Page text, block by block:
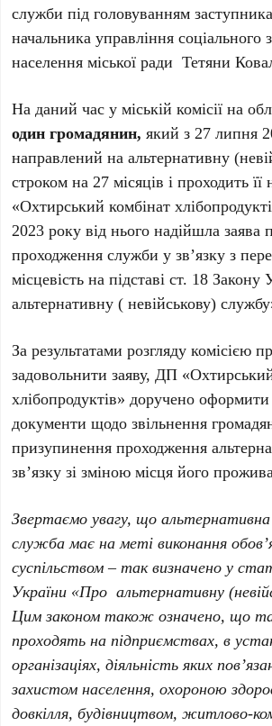
служби під головуванням
начальника управління соціального
населення міської ради Тетяни
На даний час у міській комісії на
один громадянин, який з 27 липня
направлений на альтернативну
строком на 27 місяців і проходить
«Охтирський комбінат
2023 року від нього надійшла заява
проходження служби у зв’язку з
місцевість на підставі ст. 18
альтернативну ( невійськову)
За результатами розгляду комісією
задовольнити заяву, ДП
хлібопродуктів» доручено оформити
документи щодо звільнення
призупинення проходження
зв’язку зі зміною місця його
Звертаємо увагу, що альтернативна
служба має на меті виконання
суспільством – так визначено у
України «Про альтернативну
Цим законом також означено, що
проходять на підприємствах, в
організаціях, діяльність яких
захистом населення, охороною
довкілля, будівництвом, житлово-